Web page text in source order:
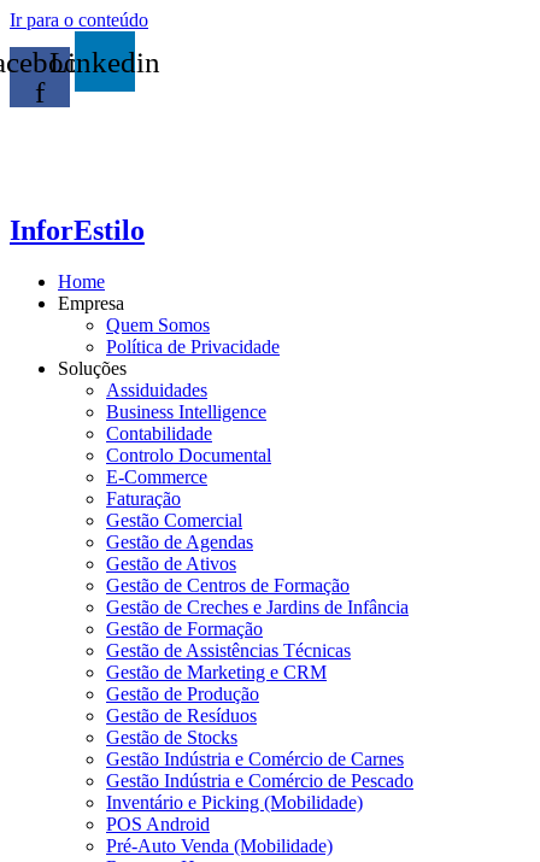
Ir para o conteúdo
f
Linkedin
InforEstilo
Home
Empresa
Quem Somos
Política de Privacidade
Soluções
Assiduidades
Business Intelligence
Contabilidade
Controlo Documental
E-Commerce
Faturação
Gestão Comercial
Gestão de Agendas
Gestão de Ativos
Gestão de Centros de Formação
Gestão de Creches e Jardins de Infância
Gestão de Formação
Gestão de Assistências Técnicas
Gestão de Marketing e CRM
Gestão de Produção
Gestão de Resíduos
Gestão de Stocks
Gestão Indústria e Comércio de Carnes
Gestão Indústria e Comércio de Pescado
Inventário e Picking (Mobilidade)
POS Android
Pré-Auto Venda (Mobilidade)